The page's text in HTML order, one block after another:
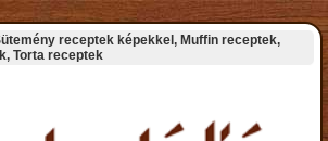
receptek képekkel, Muffin receptek,
Torta receptek